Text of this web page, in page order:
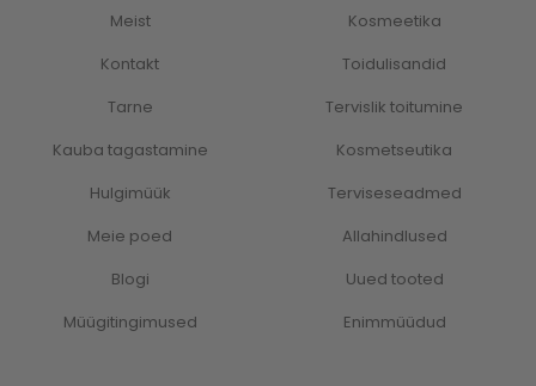
Meist
Kontakt
Tarne
Kauba tagastamine
Hulgimüük
Meie poed
Blogi
Müügitingimused
Kosmeetika
Toidulisandid
Tervislik toitumine
Kosmetseutika
Terviseseadmed
Allahindlused
Uued tooted
Enimmüüdud